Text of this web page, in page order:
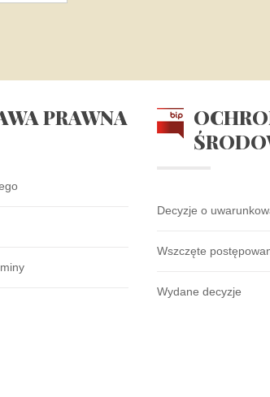
PRAWNA
Decyzje o
Wszczęte
Wydane decyzje